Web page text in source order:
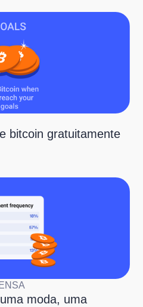
bitcoin gratuitamente
moda, uma